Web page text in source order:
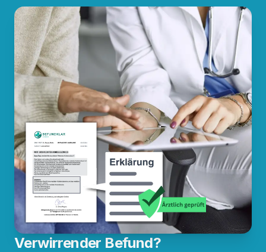
Verwirrender Befund?